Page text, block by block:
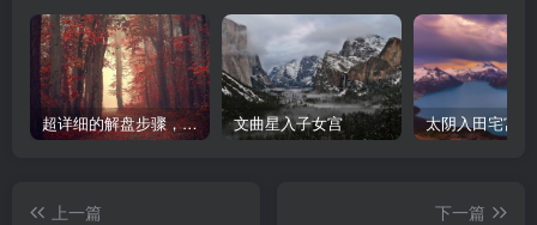
超详细的解盘步骤，紫微斗数入门新手小白必收藏 文曲星入子女宫 太阴入田宅宫
上一篇
下一篇